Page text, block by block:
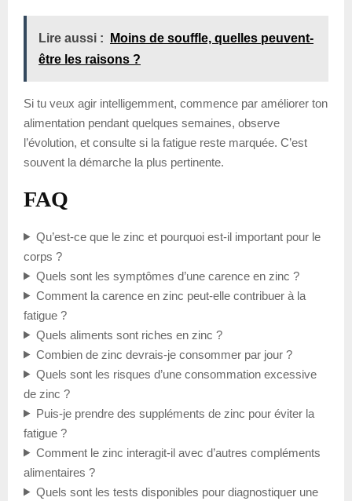
Lire aussi :
Moins de souffle, quelles peuvent-
être les raisons ?
Si tu veux agir intelligemment, commence par améliorer ton
alimentation pendant quelques semaines, observe
l’évolution, et consulte si la fatigue reste marquée. C’est
souvent la démarche la plus pertinente.
FAQ
Qu’est-ce que le zinc et pourquoi est-il important pour le
corps ?
Quels sont les symptômes d’une carence en zinc ?
Comment la carence en zinc peut-elle contribuer à la
fatigue ?
Quels aliments sont riches en zinc ?
Combien de zinc devrais-je consommer par jour ?
Quels sont les risques d’une consommation excessive
de zinc ?
Puis-je prendre des suppléments de zinc pour éviter la
fatigue ?
Comment le zinc interagit-il avec d’autres compléments
alimentaires ?
Quels sont les tests disponibles pour diagnostiquer une